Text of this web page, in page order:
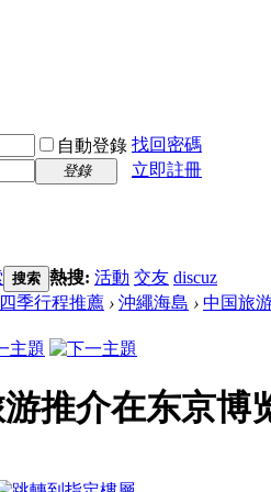
自動登錄 找回密碼
登錄
立即註冊
搜索 熱搜: 活動 交友 discuz
季行程推薦 › 沖繩海島 › 中国旅
推介在东京博